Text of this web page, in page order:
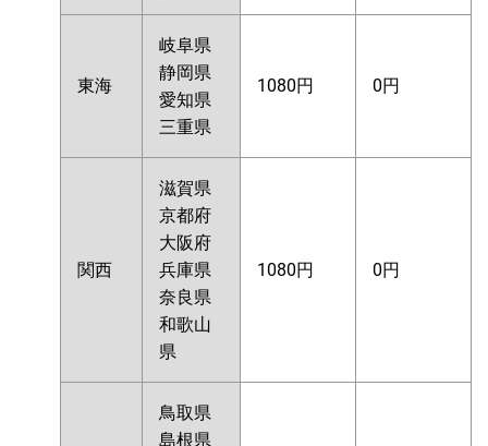
東海
岐阜県
静岡県
愛知県
三重県
1080円 0円
関西
滋賀県
京都府
大阪府
兵庫県
奈良県
和歌山
県
1080円 0円
鳥取県
島根県